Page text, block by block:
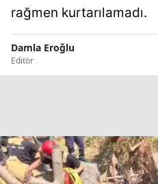
rağmen kurtarılamadı.
Damla Eroğlu
Editör